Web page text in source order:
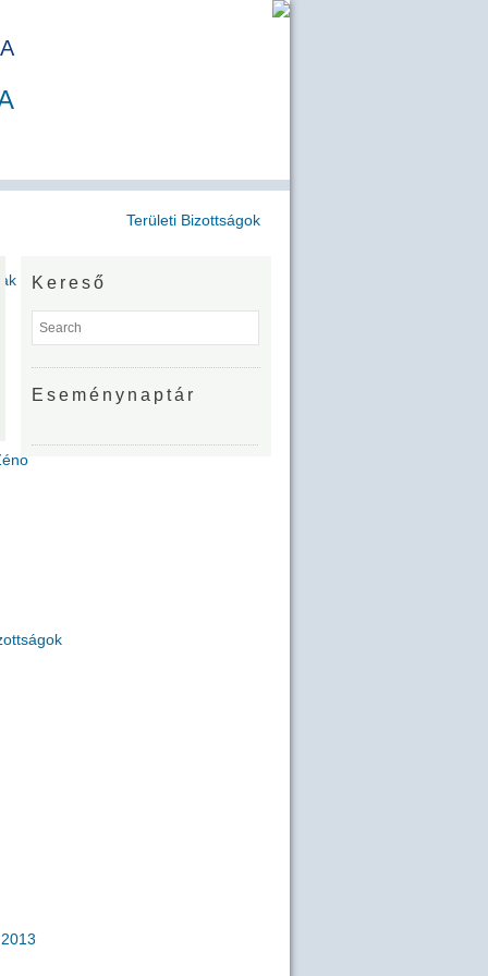
2013
Területi Bizottságok
Kereső
Eseménynaptár